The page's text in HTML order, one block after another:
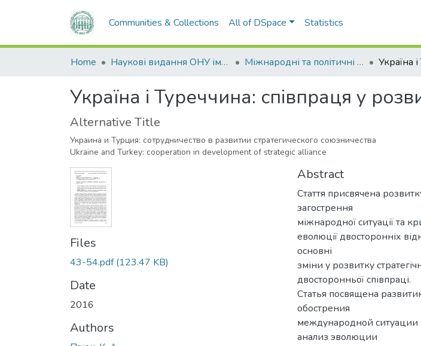
Communities & Collections All of DSpace Statistics
Home Наукові видання ОНУ імені І. І. Мечникова Міжнародні та політичні дослідження
Україна і Туреччина: співпраця у
Alternative Title
Украина и Турция: сотрудничество в развитии стратегического союзничества
Ukraine and Turkey: cooperation in development of strategic alliance
Files
43-54.pdf(123.47 KB)
Date
2016
Authors
Abstract
Стаття присвячена
загострення
міжнародної ситуації та
еволюції двосторонніх
основні
зміни у розвитку
двосторонньої співпраці.
Статья посвящена
обострения
международной ситуации
анализ эволюции